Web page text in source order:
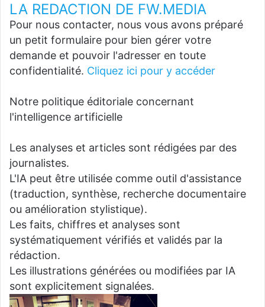
LA REDACTION DE FW.MEDIA
Pour nous contacter, nous vous avons préparé
un petit formulaire pour bien gérer votre
demande et pouvoir l'adresser en toute
confidentialité. Cliquez ici pour y accéder
Notre politique éditoriale concernant
l'intelligence artificielle
Les analyses et articles sont rédigées par des
journalistes.
L'IA peut être utilisée comme outil d'assistance
(traduction, synthèse, recherche documentaire
ou amélioration stylistique).
Les faits, chiffres et analyses sont
systématiquement vérifiés et validés par la
rédaction.
Les illustrations générées ou modifiées par IA
sont explicitement signalées.